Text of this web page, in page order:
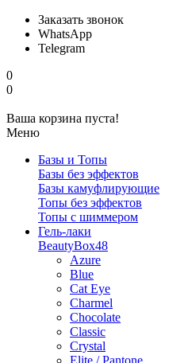
Заказать звонок
WhatsApp
Telegram
0
0
Ваша корзина пуста!
Меню
Базы и Топы
Базы без эффектов
Базы камуфлирующие
Топы без эффектов
Топы с шиммером
Гель-лаки
BeautyBox48
Azure
Blue
Cat Eye
Charmel
Chocolate
Classic
Crystal
Elite / Pantone